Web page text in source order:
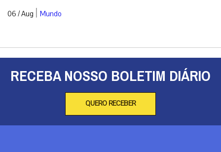
06 / Aug | Mundo
RECEBA NOSSO BOLETIM DIÁRIO
QUERO RECEBER